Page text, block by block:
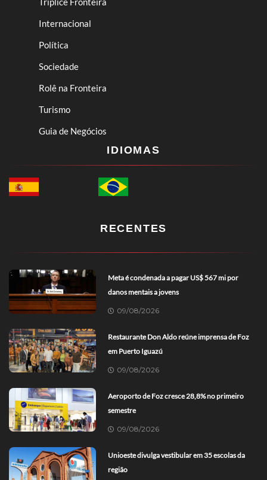
Internacional
Política
Sociedade
Rolê na Fronteira
Turismo
Guia de Negócios
IDIOMAS
RECENTES
Meta é condenada a pagar US$ 567 mi por
danos mentais a jovens
09/08/2026
Restaurante Don Aldo reúne imprensa de Foz
em Puerto Iguazú
09/08/2026
Aeroporto de Foz cresce 28,8% no primeiro
semestre
09/08/2026
Unioeste divulga vestibular em 35 escolas da
região